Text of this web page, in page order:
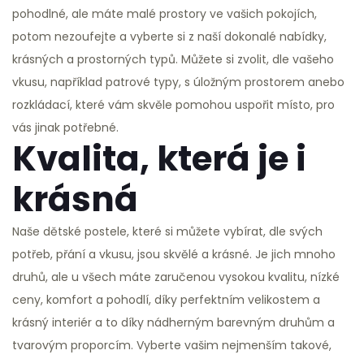
pohodlné, ale máte malé prostory ve vašich pokojích,
potom nezoufejte a vyberte si z naší dokonalé nabídky,
krásných a prostorných typů. Můžete si zvolit, dle vašeho
vkusu, například patrové typy, s úložným prostorem anebo
rozkládací, které vám skvěle pomohou uspořit místo, pro
vás jinak potřebné.
Kvalita, která je i
krásná
Naše dětské postele, které si můžete vybírat, dle svých
potřeb, přání a vkusu, jsou skvělé a krásné. Je jich mnoho
druhů, ale u všech máte zaručenou vysokou kvalitu, nízké
ceny, komfort a pohodlí, díky perfektním velikostem a
krásný interiér a to díky nádherným barevným druhům a
tvarovým proporcím. Vyberte vašim nejmenším takové,